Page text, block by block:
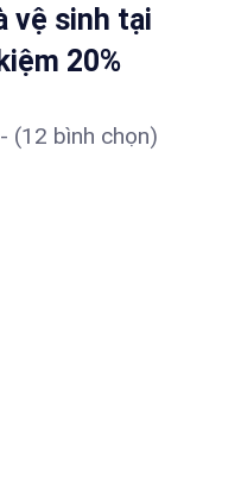
vệ sinh tại
20%
(12 bình chọn)